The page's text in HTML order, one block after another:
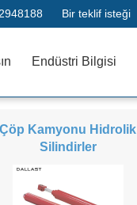
Bir teklif isteği
Endüstri Bilgisi
Çöp Kamyonu Hidrolik
Silindirler